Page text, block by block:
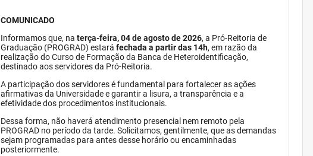
COMUNICADO
Informamos que, na terça-feira, 04 de agosto de 2026, a Pró-Reitoria de
Graduação (PROGRAD) estará fechada a partir das 14h, em razão da
realização do Curso de Formação da Banca de Heteroidentificação,
destinado aos servidores da Pró-Reitoria.
A participação dos servidores é fundamental para fortalecer as ações
afirmativas da Universidade e garantir a lisura, a transparência e a
efetividade dos procedimentos institucionais.
Dessa forma, não haverá atendimento presencial nem remoto pela
PROGRAD no período da tarde. Solicitamos, gentilmente, que as demandas
sejam programadas para antes desse horário ou encaminhadas
posteriormente.